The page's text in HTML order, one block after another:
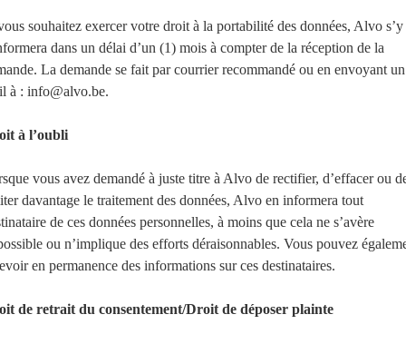
souhaitez exercer votre droit à la portabilité des données, Alvo s’y
dans un délai d’un (1) mois à compter de la réception de la
La demande se fait par courrier recommandé ou en envoyant
à : info@alvo.be.
à l’oubli
vous avez demandé à juste titre à Alvo de rectifier, d’effacer ou
davantage le traitement des données, Alvo en informera tout
de ces données personnelles, à moins que cela ne s’avère
ou n’implique des efforts déraisonnables. Vous pouvez
en permanence des informations sur ces destinataires.
de retrait du consentement/Droit de déposer plainte